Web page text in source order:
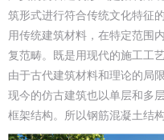
筑形式进行符合传统文化特征
用传统建筑材料，在特定范围
复范畴。既是用现代的施工工
由于古代建筑材料和理论的局
现今的仿古建筑也以单层和多
框架结构。所以钢筋混凝土结